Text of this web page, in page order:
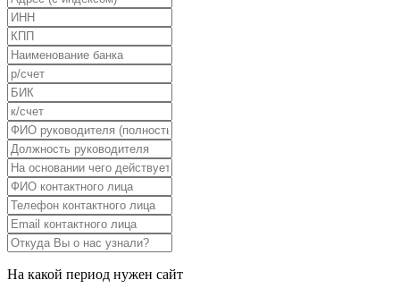
На какой период нужен сайт